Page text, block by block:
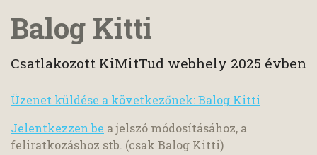
Balog Kitti
Csatlakozott KiMitTud webhely 2025 évben
Üzenet küldése a következőnek: Balog Kitti
Jelentkezzen be a jelszó módosításához, a
feliratkozáshoz stb. (csak Balog Kitti)